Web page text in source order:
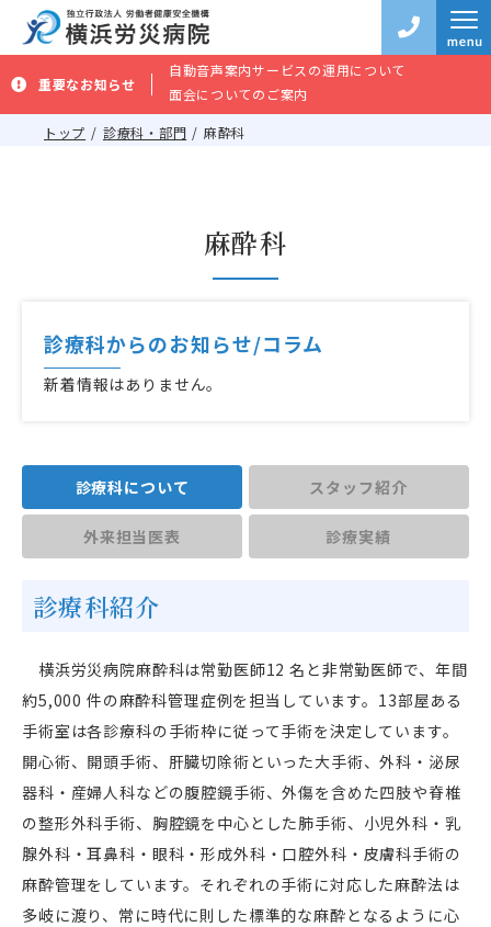
重要なお知らせ
自動音声案内サービスの運用について
面会についてのご案内
トップ 診療科・部門 麻酔科
麻酔科
診療科からのお知らせ/コラム
新着情報はありません。
診療科について スタッフ紹介
外来担当医表 診療実績
診療科紹介
横浜労災病院麻酔科は常勤医師12 名と非常勤医師で、年間
約5,000 件の麻酔科管理症例を担当しています。13部屋ある
手術室は各診療科の手術枠に従って手術を決定しています。
開心術、開頭手術、肝臓切除術といった大手術、外科・泌尿
器科・産婦人科などの腹腔鏡手術、外傷を含めた四肢や脊椎
の整形外科手術、胸腔鏡を中心とした肺手術、小児外科・乳
腺外科・耳鼻科・眼科・形成外科・口腔外科・皮膚科手術の
麻酔管理をしています。それぞれの手術に対応した麻酔法は
多岐に渡り、常に時代に則した標準的な麻酔となるように心